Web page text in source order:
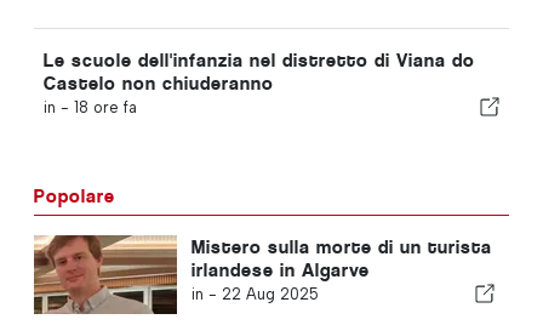
Le scuole dell'infanzia nel distretto di Viana do
Castelo non chiuderanno
in - 18 ore fa
Popolare
Mistero sulla morte di un turista
irlandese in Algarve
in - 22 Aug 2025